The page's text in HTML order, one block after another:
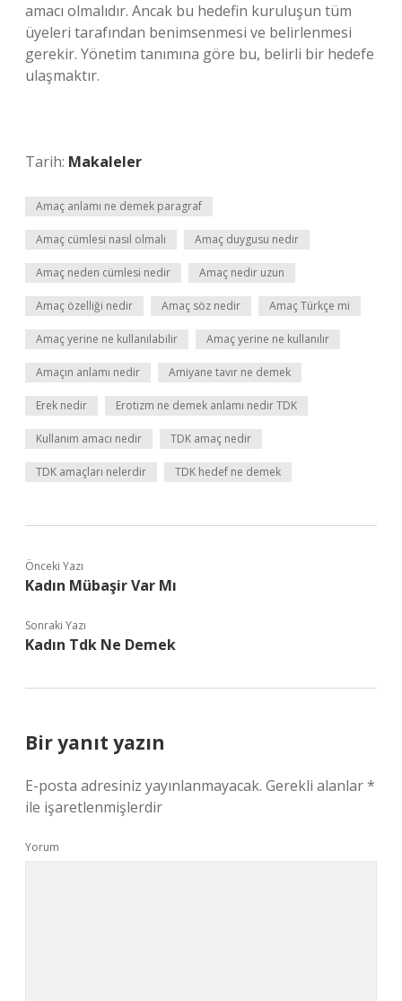
amacı olmalıdır. Ancak bu hedefin kuruluşun tüm
üyeleri tarafından benimsenmesi ve belirlenmesi
gerekir. Yönetim tanımına göre bu, belirli bir hedefe
ulaşmaktır.
Tarih: Makaleler
Amaç anlamı ne demek paragraf
Amaç cümlesi nasıl olmalı Amaç duygusu nedir
Amaç neden cümlesi nedir Amaç nedir uzun
Amaç özelliği nedir Amaç söz nedir Amaç Türkçe mi
Amaç yerine ne kullanılabilir Amaç yerine ne kullanılır
Amaçın anlamı nedir Amiyane tavır ne demek
Erek nedir Erotizm ne demek anlamı nedir TDK
Kullanım amacı nedir TDK amaç nedir
TDK amaçları nelerdir TDK hedef ne demek
Önceki Yazı
Kadın Mübaşir Var Mı
Sonraki Yazı
Kadın Tdk Ne Demek
Bir yanıt yazın
E-posta adresiniz yayınlanmayacak. Gerekli alanlar*
ile işaretlenmişlerdir
Yorum